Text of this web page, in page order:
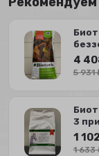
4
5 931
3
1 102
1 633